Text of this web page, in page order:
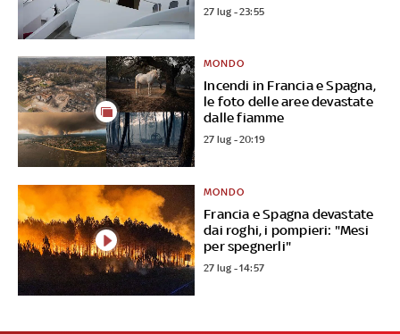
27 lug - 23:55
Incendi in Francia e Spagna,
le foto delle aree devastate
dalle fiamme
MONDO
27 lug - 20:19
Francia e Spagna devastate
dai roghi, i pompieri: "Mesi
per spegnerli"
MONDO
27 lug - 14:57